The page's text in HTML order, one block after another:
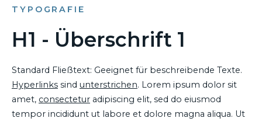
TYPOGRAFIE
H1 - Überschrift 1
Standard Fließtext: Geeignet für beschreibende Texte.
Hyperlinks sind unterstrichen. Lorem ipsum dolor sit
amet, consectetur adipiscing elit, sed do eiusmod
tempor incididunt ut labore et dolore magna aliqua. Ut